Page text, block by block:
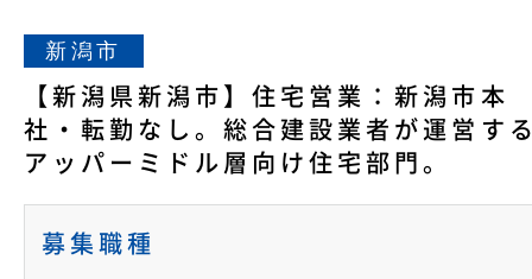
新潟市
【新潟県新潟市】住宅営業：新潟市本
社・転勤なし。総合建設業者が運営す
アッパーミドル層向け住宅部門。
募集職種